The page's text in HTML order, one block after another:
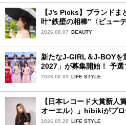
【J’s Picks】ブランド
叶“鉄壁の相棒”〈ビュー
品〉
2026.08.07 BEAUTY
新たなJ-GIRL＆J-BOYを
2027」が募集開始！ 予
視した「新システム」に変
2026.08.03 LIFE STYLE
【日本レコード大賞新人
オーエル）」hibikiがプ
ィションが始動！ 応募は
2026.05.20 LIFE STYLE